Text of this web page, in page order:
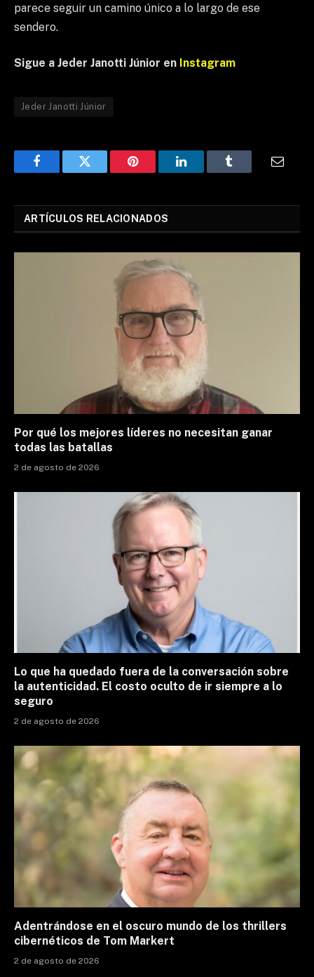
parece seguir un camino único a lo largo de ese
sendero.
Sigue a Jeder Janotti Júnior en Instagram
Jeder Janotti Júnior
FacebookTwitter Pinterest LinkedInTumblr
ARTÍCULOS RELACIONADOS
Por qué los mejores líderes no necesitan ganar
todas las batallas
2 de agosto de 2026
Lo que ha quedado fuera de la conversación sobre
la autenticidad. El costo oculto de ir siempre a lo
seguro
2 de agosto de 2026
Adentrándose en el oscuro mundo de los thrillers
cibernéticos de Tom Markert
2 de agosto de 2026